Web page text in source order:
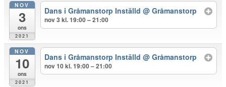
NOV
3
ons
2021
Dans i Gråmanstorp Inställd@ Gråmanstorp
nov 3 kl. 19:00 – 21:00
NOV
10
ons
2021
Dans i Gråmanstorp Inställd@ Gråmanstorp
nov 10 kl. 19:00 – 21:00